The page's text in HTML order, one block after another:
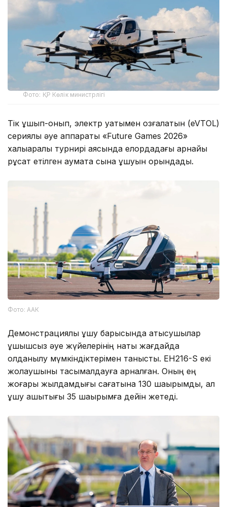
Фото: ҚР Көлік министрлігі
Тік ұшып-қонып, электр қуатымен қозғалатын (eVTOL)
сериялық әуе аппараты «Future Games 2026»
халықаралық турнирі аясында елордадағы арнайы
рұқсат етілген аумақта сынақ ұшуын орындады.
Фото: ААК
Демонстрациялық ұшу барысында қатысушылар
ұшқышсыз әуе жүйелерінің нақты жағдайда
қолданылу мүмкіндіктерімен танысты. EH216-S екі
жолаушыны тасымалдауға арналған. Оның ең
жоғары жылдамдығы сағатына 130 шақырымды, ал
ұшу қашықтығы 35 шақырымға дейін жетеді.